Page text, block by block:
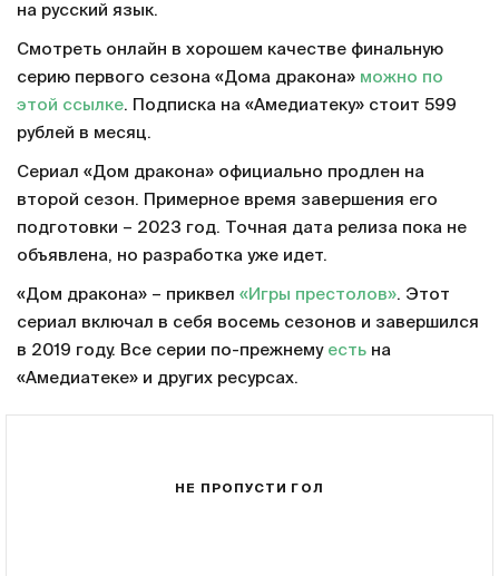
на русский язык.
Смотреть онлайн в хорошем качестве финальную
серию первого сезона «Дома дракона» можно по
этой ссылке. Подписка на «Амедиатеку» стоит 599
рублей в месяц.
Сериал «Дом дракона» официально продлен на
второй сезон. Примерное время завершения его
подготовки – 2023 год. Точная дата релиза пока не
объявлена, но разработка уже идет.
«Дом дракона» – приквел «Игры престолов». Этот
сериал включал в себя восемь сезонов и завершился
в 2019 году. Все серии по-прежнему есть на
«Амедиатеке» и других ресурсах.
НЕ ПРОПУСТИ ГОЛ